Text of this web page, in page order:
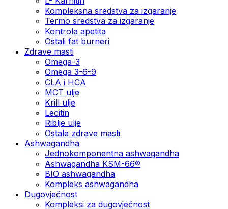
Kompleksna sredstva za izgaranje
Termo sredstva za izgaranje
Kontrola apetita
Ostali fat burneri
Zdrave masti
Omega-3
Omega 3-6-9
CLA i HCA
MCT ulje
Krill ulje
Lecitin
Riblje ulje
Ostale zdrave masti
Ashwagandha
Jednokomponentna ashwagandha
Ashwagandha KSM-66®
BIO ashwagandha
Kompleks ashwagandha
Dugovječnost
Kompleksi za dugovječnost